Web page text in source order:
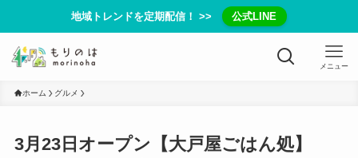
地域トレンドを定期配信！ >> 公式LINE
メニュー
ホーム グルメ
3月23日オープン【大戸屋ごはん処】